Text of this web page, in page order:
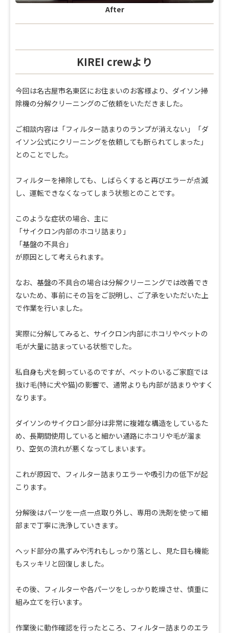
After
KIREI crewより
今回は名古屋市名東区にお住まいのお客様より、ダイソン掃
除機の分解クリーニングのご依頼をいただきました。
ご相談内容は「フィルター詰まりのランプが消えない」「ダ
イソン公式にクリーニングを依頼しても断られてしまった」
とのことでした。
フィルターを掃除しても、しばらくすると再びエラーが点滅
し、運転できなくなってしまう状態とのことです。
このような症状の場合、主に
「サイクロン内部のホコリ詰まり」
「基盤の不具合」
が原因として考えられます。
なお、基盤の不具合の場合は分解クリーニングでは改善でき
ないため、事前にその旨をご説明し、ご了承をいただいた上
で作業を行いました。
実際に分解してみると、サイクロン内部にホコリやペットの
毛が大量に詰まっている状態でした。
私自身も犬を飼っているのですが、ペットのいるご家庭では
抜け毛(特に犬や猫)の影響で、通常よりも内部が詰まりやすく
なります。
ダイソンのサイクロン部分は非常に複雑な構造をしているた
め、長期間使用していると細かい通路にホコリや毛が溜ま
り、空気の流れが悪くなってしまいます。
これが原因で、フィルター詰まりエラーや吸引力の低下が起
こります。
分解後はパーツを一点一点取り外し、専用の洗剤を使って細
部まで丁寧に洗浄していきます。
ヘッド部分の黒ずみや汚れもしっかり落とし、見た目も機能
もスッキリと回復しました。
その後、フィルターや各パーツをしっかり乾燥させ、慎重に
組み立てを行います。
作業後に動作確認を行ったところ、フィルター詰まりのエラ